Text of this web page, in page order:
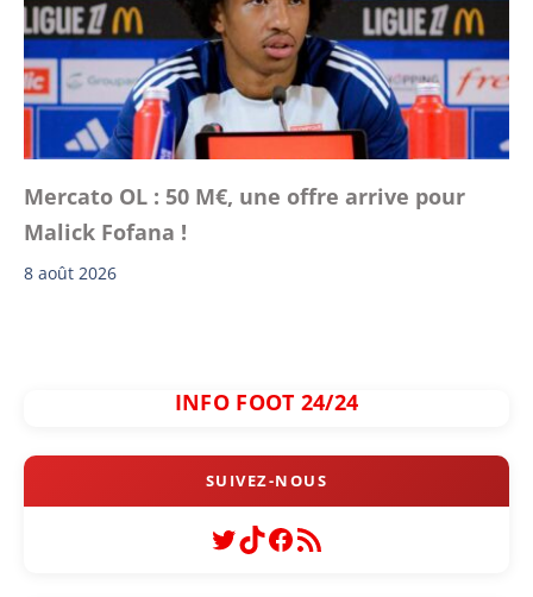
Mercato OL : 50 M€, une offre arrive pour
Malick Fofana !
8 août 2026
INFO FOOT 24/24
Twitter
TikTok
Facebook
Flux RSS